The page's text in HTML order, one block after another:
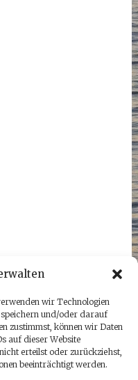
wir Technologien
und/oder darauf
zustimmst, können wir Daten
auf dieser Website
erteilst oder zurückziehst,
beeinträchtigt werden.